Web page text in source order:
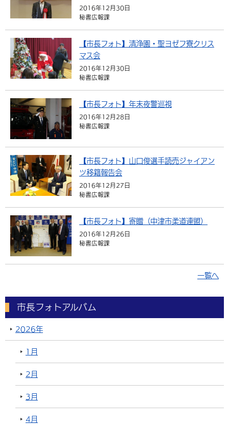
中国語（繁体字）
税金 住宅・インフラ
選挙 外国人の方向け情報
農林水産業 税金
施設情報 子どもを預ける
手当・助成 健康・医療
相談・支援・情報 計画・施策
観光・移住
観光なび スポットを探す
遊ぶ・体験する
買う・おみやげ 四季のイベント・祭り
市政情報
中津市について
地方創生・地域活性化 広報・広聴
2016年12月30日
秘書広報課
【市長フォト】清浄園・聖ヨゼフ寮クリス
マス会
2016年12月30日
秘書広報課
【市長フォト】年末夜警巡視
2016年12月28日
秘書広報課
【市長フォト】山口俊選手読売ジャイアン
ツ移籍報告会
2016年12月27日
秘書広報課
【市長フォト】寄贈（中津市柔道連盟）
2016年12月26日
秘書広報課
一覧へ
市長フォトアルバム
2026年
1月
2月
3月
4月